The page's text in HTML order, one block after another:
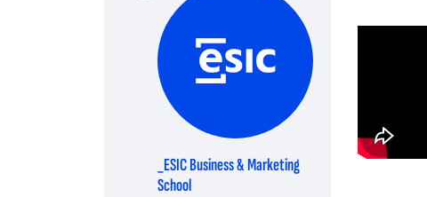
_ESIC Business & Marketing
School